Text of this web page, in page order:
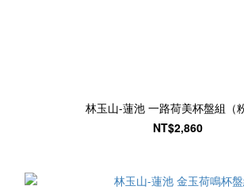
林玉山-蓮池 一路荷美杯盤組（
NT$2,860